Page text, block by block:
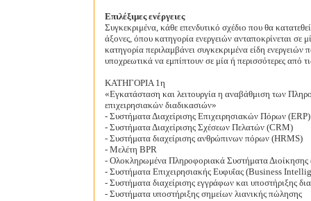
Επιλέξιμες ενέργειες
Συγκεκριμένα, κάθε επενδυτικό σχέδιο που θα
άξονες, όπου κατηγορία ενεργειών ανταποκρίνεται σε
κατηγορία περιλαμβάνει συγκεκριμένα είδη ενεργειών
υποχρεωτικά να εμπίπτουν σε μία ή περισσότερες από
ΚΑΤΗΓΟΡΙΑ 1η
«Εγκατάσταση και λειτουργία η αναβάθμιση των
επιχειρησιακών διαδικασιών»
- Συστήματα Διαχείρισης Επιχειρησιακών Πόρων (ERP)
- Συστήματα Διαχείρισης Σχέσεων Πελατών (CRM)
- Συστήματα διαχείρισης ανθρώπινων πόρων (HRMS)
- Μελέτη BPR
- Ολοκληρωμένα Πληροφοριακά Συστήματα
- Συστήματα Επιχειρησιακής Ευφυΐας (Business
- Συστήματα διαχείρισης εγγράφων και υποστήριξης
- Συστήματα υποστήριξης σημείων λιανικής πώλησης